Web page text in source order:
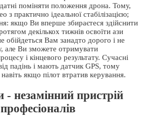
поміняти положення дрона. Тому,
з практично ідеальної стабілізацією;
якщо Ви вперше збираєтеся здійснити
декількох тижнів освоїти ази
обійдеться Вам занадто дорого і не
але Ви зможете отримувати
і кінцевого результату. Сучасні
падінь і мають датчик GPS, тому
якщо пілот втратив керування.
незамінний пристрій